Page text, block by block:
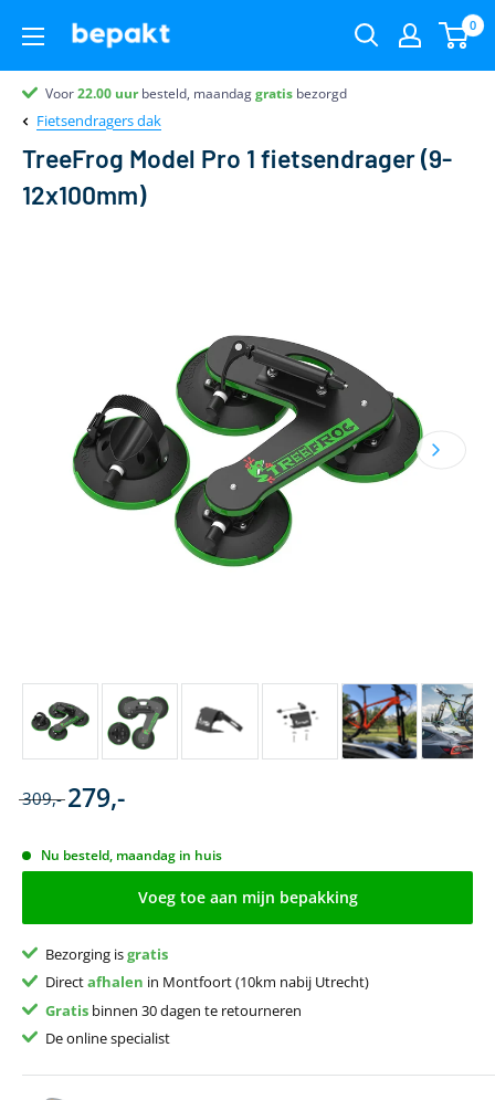
0
Voor22.00uurbesteld, maandaggratisbezorgd
Partner van
Klantenbeoordeling 9.4
Fietsendragers dak
TreeFrog Model Pro 1 fietsendrager (9-
12x100mm)
309,- 279,-
Nu besteld, maandag in huis
Voeg toe aan mijn bepakking
Bezorging isgratis
Directafhalen in Montfoort (10km nabij Utrecht)
Gratisbinnen 30 dagen te retourneren
De online specialist